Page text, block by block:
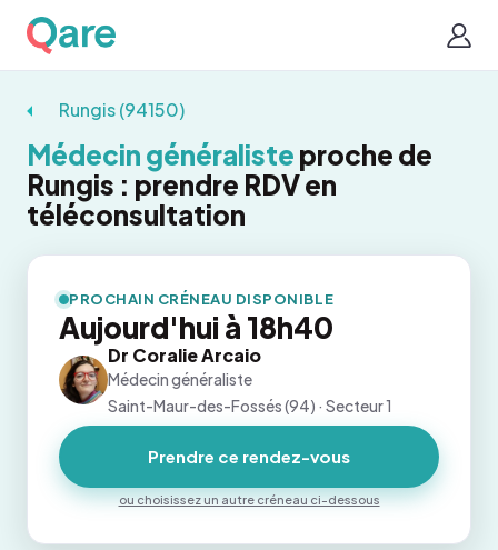
Rungis (94150)
Médecin généraliste proche de
Rungis : prendre RDV en
téléconsultation
PROCHAIN CRÉNEAU DISPONIBLE
Aujourd'hui à 18h40
Dr Coralie Arcaio
Médecin généraliste
Saint-Maur-des-Fossés (94) · Secteur 1
Prendre ce rendez-vous
ou choisissez un autre créneau ci-dessous